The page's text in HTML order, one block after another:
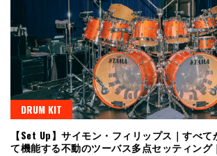
DRUM KIT
【Set Up】サイモン・フィリップス｜すべて
て機能する不動のツーバス多点セッティング